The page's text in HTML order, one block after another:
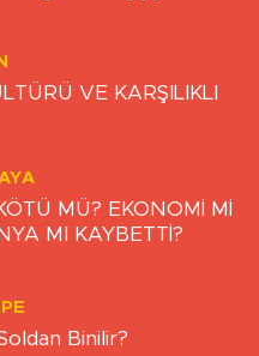
VE KARŞILIKLI
MÜ? EKONOMİ Mİ
MI KAYBETTİ?
Binilir?